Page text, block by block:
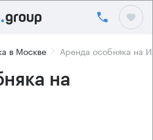
в Москве Аренда особняка на
на